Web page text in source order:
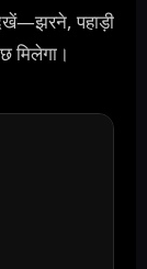
पहाड़ी
मिलेगा।